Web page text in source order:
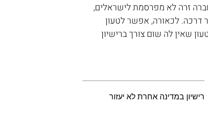
חברה זרה לא מפרסמת לישראלים,
דרכה. לכאורה, אפשר לטעון
שאין לה שום צורך ברישיון
רישיון במדינה אחרת לא יעזור